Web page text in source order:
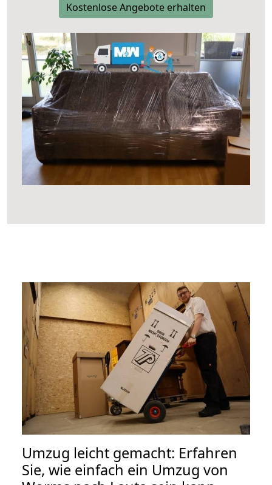
Kostenlose Angebote erhalten
Umzug leicht gemacht: Erfahren
Sie, wie einfach ein Umzug von